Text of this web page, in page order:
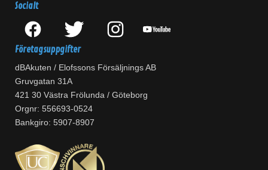
Socialt
Företagsuppgifter
dBAkuten / Elofssons Försäljnings AB
Gruvgatan 31A
421 30 Västra Frölunda / Göteborg
Orgnr: 556693-0524
Bankgiro: 5907-8907